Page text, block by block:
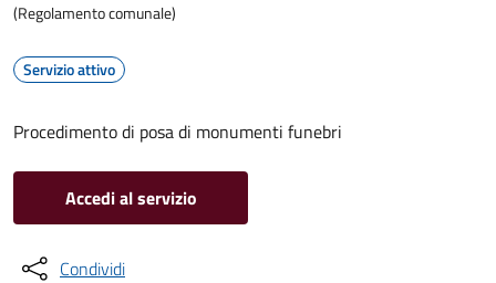
(Regolamento comunale)
Servizio attivo
Procedimento di posa di monumenti funebri
Accedi al servizio
Condividi